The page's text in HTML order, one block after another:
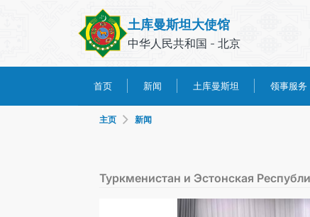
土库曼斯坦大使馆
中华人民共和国 - 北京
首页 新闻 土库曼斯坦 领事服务
主页 新闻
Туркменистан и Эстонская